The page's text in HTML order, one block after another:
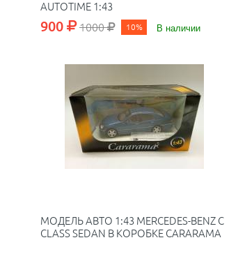
AUTOTIME 1:43
900 1000 10% В наличии
МОДЕЛЬ АВТО 1:43 MERCEDES-BENZ C
CLASS SEDAN В КОРОБКЕ CARARAMA